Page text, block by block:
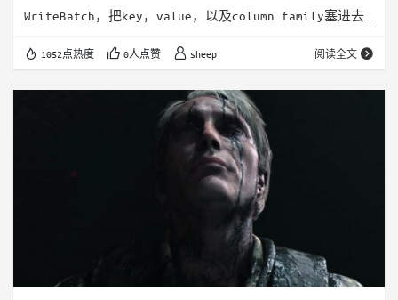
WriteBatch，把key，value，以及column family塞进去
的 DBImpl::Write 先走到没有Callback的版本 然后有一
堆InvalidArg的检查。disable memtable先不看，
pipelined write先不看…
1052点热度 0人点赞 sheep 阅读全文